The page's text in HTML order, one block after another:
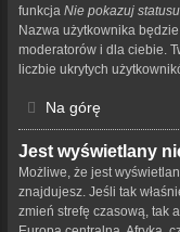
funkcja Nie pokazuj
Nazwa użytkownika
moderatorów i dla ciebie.
liczbie ukrytych
Na górę
Jest wyświetlany
Możliwe, że jest
znajdujesz. Jeśli tak
zmień strefę czasową, tak